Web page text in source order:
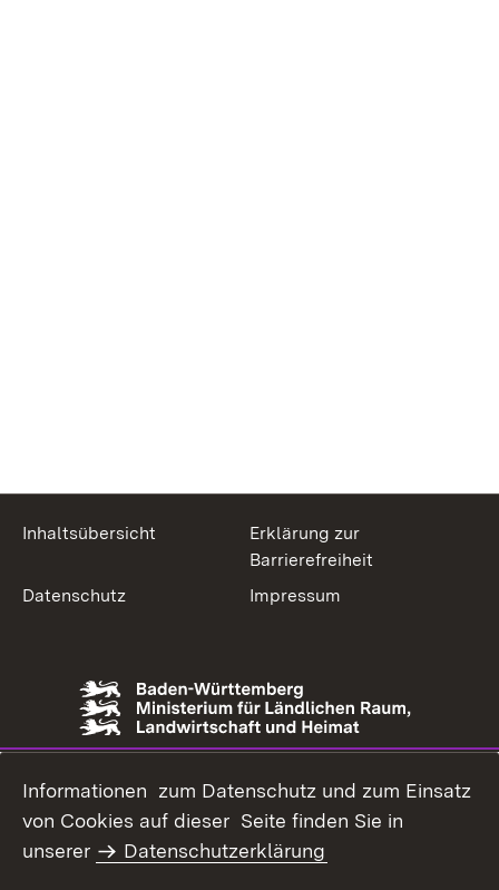
Inhaltsübersicht
Erklärung zur
Barrierefreiheit
Datenschutz
Impressum
Informationen zum Datenschutz und zum Einsatz
von Cookies auf dieser Seite finden Sie in
unserer
Datenschutzerklärung